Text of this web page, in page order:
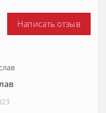
Написать отзыв